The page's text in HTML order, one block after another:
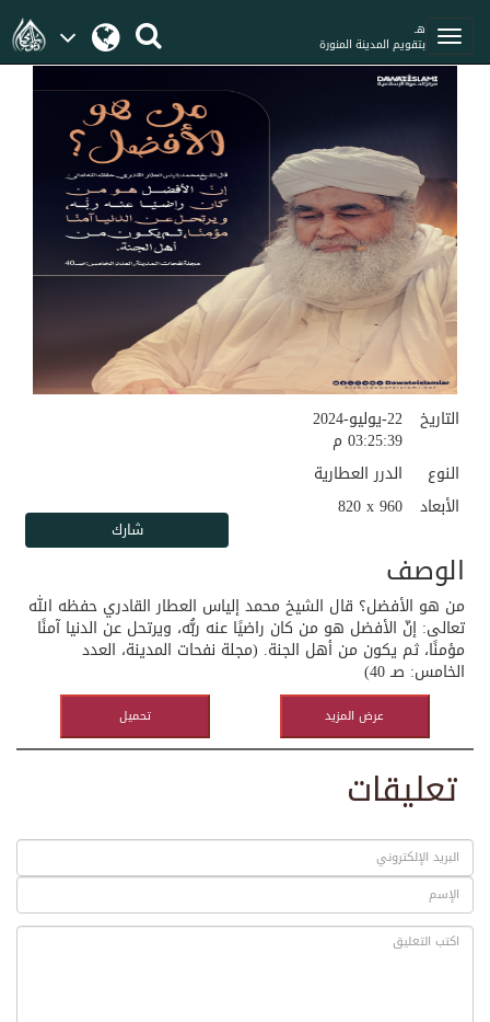
هـ
بتقويم المدينة المنورة
22-يوليو-2024
03:25:39 م
التاريخ
الدرر العطارية
النوع
820 x 960 الأبعاد
الوصف
من هو الأفضل؟ قال الشيخ محمد إلياس العطار القادري حفظه الله
تعالى: إنّ الأفضل هو من كان راضيًا عنه ربُّه، ويرتحل عن الدنيا آمنًا
مؤمنًا، ثم يكون من أهل الجنة. (مجلة نفحات المدينة، العدد
الخامس: صـ 40)
تحميل عرض المزيد
تعليقات